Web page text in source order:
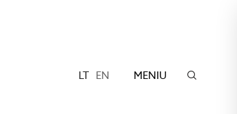
LT EN MENIU